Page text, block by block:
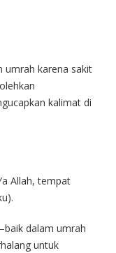
umrah karena sakit
kalimat di
Allah, tempat
dalam umrah
untuk